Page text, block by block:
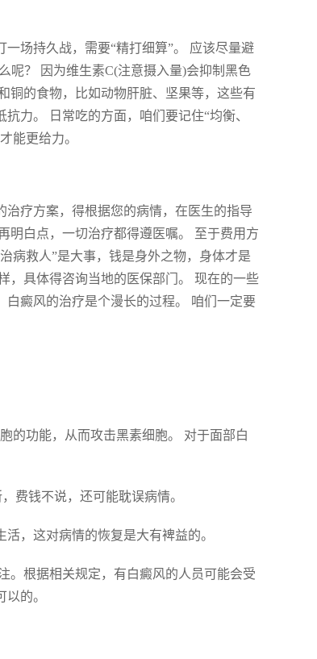
场持久战，需要“精打细算”。 应该尽量避
呢？ 因为维生素C(注意摄入量)会抑制黑色
铜的食物，比如动物肝脏、坚果等，这些有
力。 日常吃的方面，咱们要记住“均衡、
能更给力。
疗方案，得根据您的病情，在医生的指导
明白点，一切治疗都得遵医嘱。 至于费用方
病救人”是大事，钱是身外之物，身体才是
，具体得咨询当地的医保部门。 现在的一些
癜风的治疗是个漫长的过程。 咱们一定要
的功能，从而攻击黑素细胞。 对于面部白
费钱不说，还可能耽误病情。
，这对病情的恢复是大有裨益的。
。根据相关规定，有白癜风的人员可能会受
的。